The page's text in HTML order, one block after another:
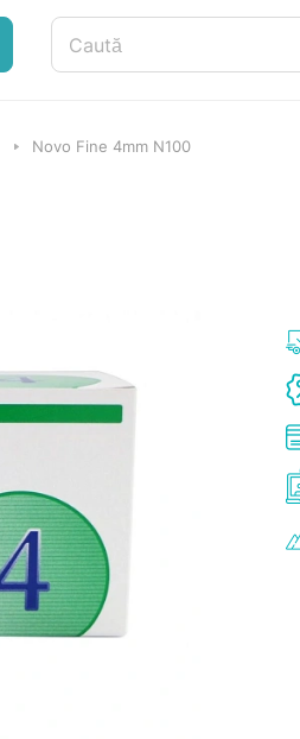
Novo Fine 4mm N100